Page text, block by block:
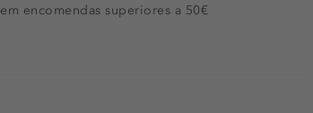
em encomendas superiores a 50€